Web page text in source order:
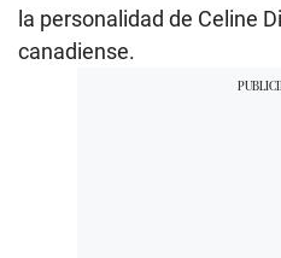
la personalidad de Celine
canadiense.